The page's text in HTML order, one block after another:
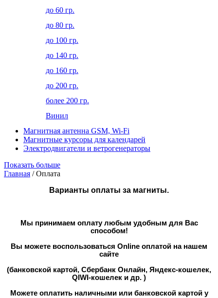
до 60 гр.
до 80 гр.
до 100 гр.
до 140 гр.
до 160 гр.
до 200 гр.
более 200 гр.
Винил
Магнитная антенна GSM, Wi-Fi
Магнитные курсоры для календарей
Электродвигатели и ветрогенераторы
Показать больше
Главная / Оплата
Варианты оплаты за магниты.
Мы принимаем оплату любым удобным для Вас
способом!
Вы можете воспользоваться Online оплатой на нашем
сайте
(банковской картой, Сбербанк Онлайн, Яндекс-кошелек,
QIWI-кошелек и др. )
Можете оплатить наличными или банковской картой у